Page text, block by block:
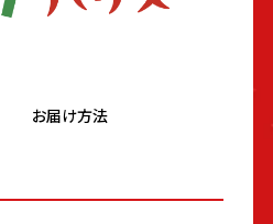
お届け方法